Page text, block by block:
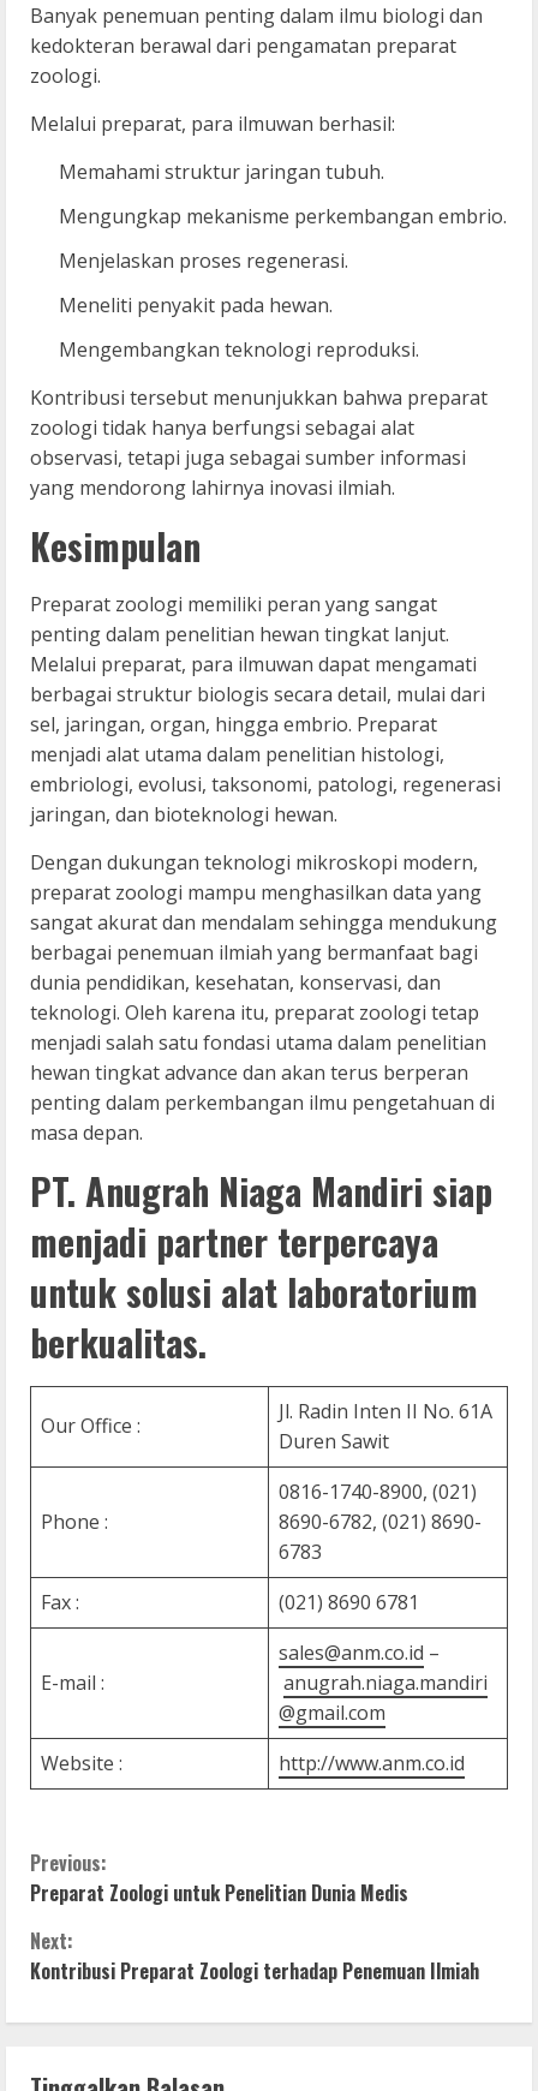
Banyak penemuan penting dalam ilmu biologi dan
kedokteran berawal dari pengamatan preparat
zoologi.
Melalui preparat, para ilmuwan berhasil:
Memahami struktur jaringan tubuh.
Mengungkap mekanisme perkembangan embrio.
Menjelaskan proses regenerasi.
Meneliti penyakit pada hewan.
Mengembangkan teknologi reproduksi.
Kontribusi tersebut menunjukkan bahwa preparat
zoologi tidak hanya berfungsi sebagai alat
observasi, tetapi juga sebagai sumber informasi
yang mendorong lahirnya inovasi ilmiah.
Kesimpulan
Preparat zoologi memiliki peran yang sangat
penting dalam penelitian hewan tingkat lanjut.
Melalui preparat, para ilmuwan dapat mengamati
berbagai struktur biologis secara detail, mulai dari
sel, jaringan, organ, hingga embrio. Preparat
menjadi alat utama dalam penelitian histologi,
embriologi, evolusi, taksonomi, patologi, regenerasi
jaringan, dan bioteknologi hewan.
Dengan dukungan teknologi mikroskopi modern,
preparat zoologi mampu menghasilkan data yang
sangat akurat dan mendalam sehingga mendukung
berbagai penemuan ilmiah yang bermanfaat bagi
dunia pendidikan, kesehatan, konservasi, dan
teknologi. Oleh karena itu, preparat zoologi tetap
menjadi salah satu fondasi utama dalam penelitian
hewan tingkat advance dan akan terus berperan
penting dalam perkembangan ilmu pengetahuan di
masa depan.
PT. Anugrah Niaga Mandiri siap
menjadi partner terpercaya
untuk solusi alat laboratorium
berkualitas.
Our Office :
Jl. Radin Inten II No. 61A
Duren Sawit
Phone :
0816-1740-8900, (021)
8690-6782, (021) 8690-
6783
Fax :
(021) 8690 6781
E-mail :
sales@anm.co.id –
anugrah.niaga.mandiri
@gmail.com
Website :
http://www.anm.co.id
C
o
n
t
i
Previous:
Preparat Zoologi untuk Penelitian Dunia Medis
Next:
Kontribusi Preparat Zoologi terhadap Penemuan Ilmiah